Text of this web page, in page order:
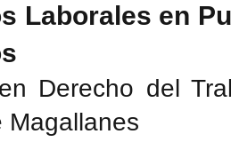
Laborales en
Derecho del
Magallanes